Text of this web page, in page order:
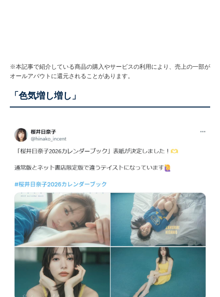
※本記事で紹介している商品の購入やサービスの利用により、売上の一部が
オールアバウトに還元されることがあります。
「色気増し増し」